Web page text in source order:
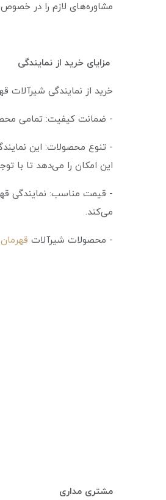
مشاوره‌های لازم را در
مزایای خرید از نمایندگی
خرید از نمایندگی شیرآلات
- ضمانت کیفیت: تمامی
- تنوع محصولات: این
این امکان را می‌دهد تا با
- قیمت مناسب: نمایندگی
می‌کند.
- محصولات شیرآلات قهرمان
مشتری مداری